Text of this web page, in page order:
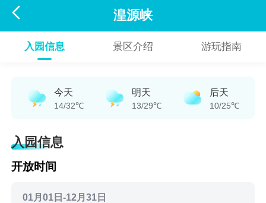
 湟源峡
入园信息 景区介绍 游玩指南
今天
14/32℃
明天
13/29℃
后天
10/25℃
入园信息
开放时间
01月01日-12月31日